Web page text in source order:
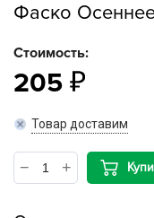
Фаско Осеннее
Стоимость:
205
Товар доставим